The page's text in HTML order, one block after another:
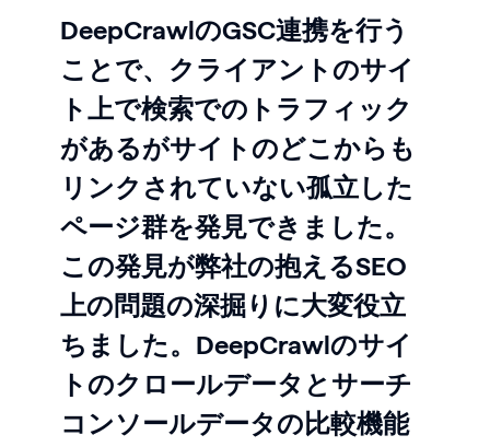
DeepCrawlのGSC連携を行う
ことで、クライアントのサイ
ト上で検索でのトラフィック
があるがサイトのどこからも
リンクされていない孤立した
ページ群を発見できました。
この発見が弊社の抱えるSEO
上の問題の深掘りに大変役立
ちました。DeepCrawlのサイ
トのクロールデータとサーチ
コンソールデータの比較機能